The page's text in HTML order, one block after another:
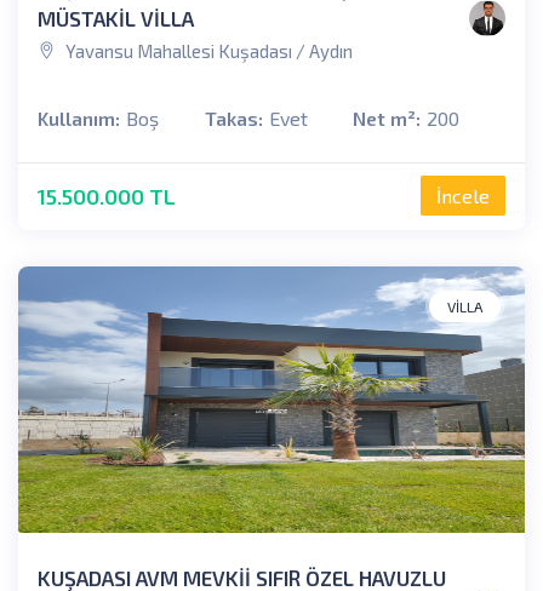
MÜSTAKİL VİLLA
Yavansu Mahallesi Kuşadası / Aydın
Kullanım: Boş Takas: Evet Net m²: 200
15.500.000 TL İncele
VILLA
KUŞADASI AVM MEVKİİ SIFIR ÖZEL HAVUZLU